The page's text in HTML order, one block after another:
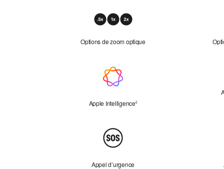
Zoom
Options de zoom optique
Apple Intelligence
Apple Intelligence◊Renvoi aux mentions légales
Tranquillité
Appel d’urgence